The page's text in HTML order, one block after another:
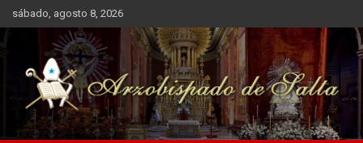
Saltar
al
contenido
sábado, agosto 8, 2026
Arzobispado de Salta